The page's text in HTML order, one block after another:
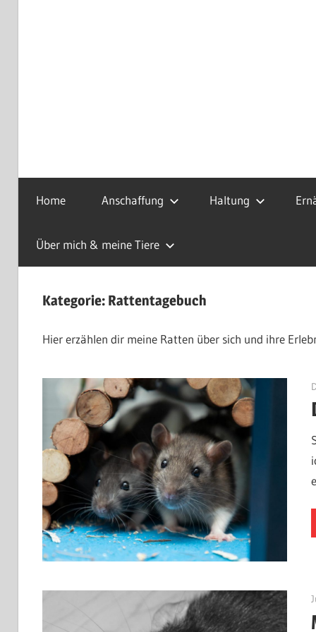
Home Anschaffung Haltung
Über mich & meine Tiere
Kategorie: Rattentagebuch
Hier erzählen dir meine Ratten über sich und ihre